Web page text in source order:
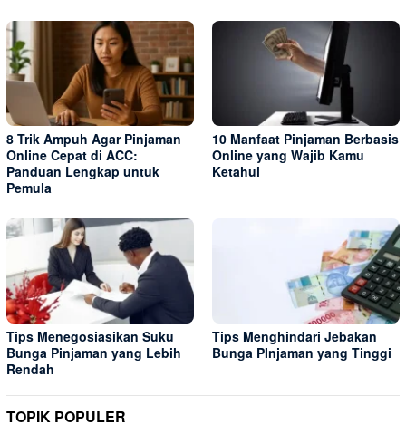
8 Trik Ampuh Agar Pinjaman
Online Cepat di ACC:
Panduan Lengkap untuk
Pemula
10 Manfaat Pinjaman Berbasis
Online yang Wajib Kamu
Ketahui
Tips Menegosiasikan Suku
Bunga Pinjaman yang Lebih
Rendah
Tips Menghindari Jebakan
Bunga PInjaman yang Tinggi
TOPIK POPULER